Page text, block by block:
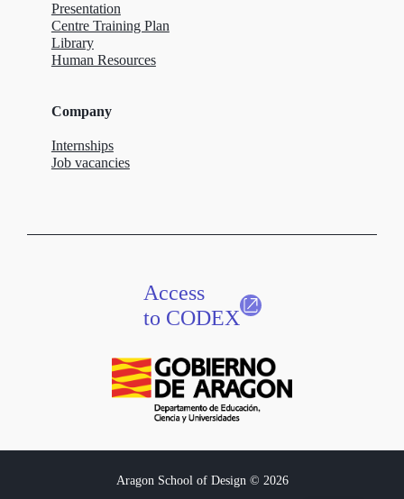
Presentation
Centre Training Plan
Library
Human Resources
Company
Internships
Job vacancies
Access
to CODEX
Aragon School of Design © 2026